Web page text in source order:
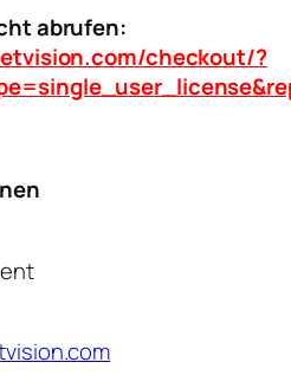
abrufen:
checkout/?